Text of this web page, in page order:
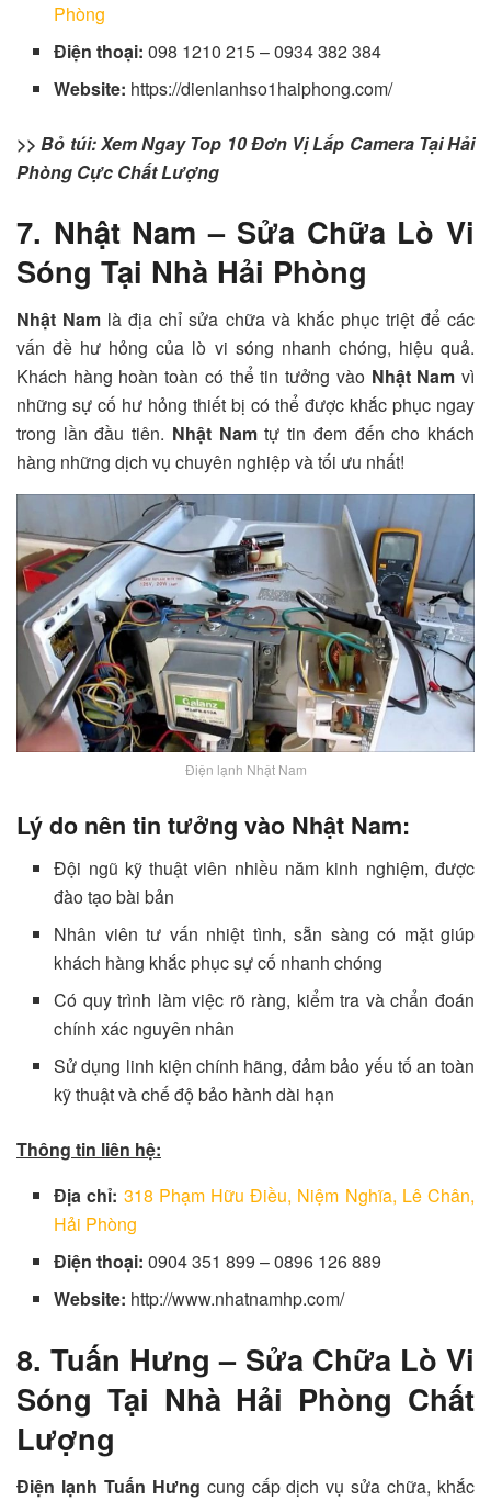
Phòng
Điện thoại:098 1210 215 – 0934 382 384
Website: https://dienlanhso1haiphong.com/
>> Bỏ túi: Xem Ngay Top 10 Đơn Vị Lắp Camera Tại Hải
Phòng Cực Chất Lượng
7. Nhật Nam – Sửa Chữa Lò Vi
Sóng Tại Nhà Hải Phòng
Nhật Nam là địa chỉ sửa chữa và khắc phục triệt để các
vấn đề hư hỏng của lò vi sóng nhanh chóng, hiệu quả.
Khách hàng hoàn toàn có thể tin tưởng vàoNhật Nam vì
những sự cố hư hỏng thiết bị có thể được khắc phục ngay
trong lần đầu tiên. Nhật Namtự tin đem đến cho khách
hàng những dịch vụ chuyên nghiệp và tối ưu nhất!
Điện lạnh Nhật Nam
Lý do nên tin tưởng vào Nhật Nam:
Đội ngũ kỹ thuật viên nhiều năm kinh nghiệm, được
đào tạo bài bản
Nhân viên tư vấn nhiệt tình, sẵn sàng có mặt giúp
khách hàng khắc phục sự cố nhanh chóng
Có quy trình làm việc rõ ràng, kiểm tra và chẩn đoán
chính xác nguyên nhân
Sử dụng linh kiện chính hãng, đảm bảo yếu tố an toàn
kỹ thuật và chế độ bảo hành dài hạn
Thông tin liên hệ:
Địa chỉ: 318 Phạm Hữu Điều, Niệm Nghĩa, Lê Chân,
Hải Phòng
Điện thoại:0904 351 899 – 0896 126 889
Website: http://www.nhatnamhp.com/
8. Tuấn Hưng – Sửa Chữa Lò Vi
Sóng Tại Nhà Hải Phòng Chất
Lượng
Điện lạnh Tuấn Hưng cung cấp dịch vụ sửa chữa, khắc